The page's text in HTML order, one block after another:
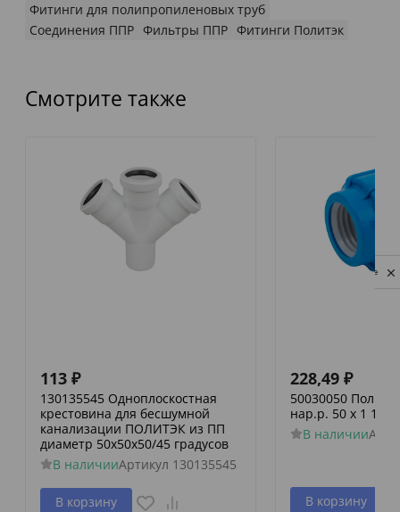
Фитинги для полипропиленовых труб
Соединения ППР Фильтры ППР Фитинги Политэк
Смотрите также
113 ₽
130135545 Одноплоскостная
крестовина для бесшумной
канализации ПОЛИТЭК из ПП
диаметр 50х50х50/45 градусов
В наличииАртикул 130135545
В корзину
228,49 ₽
50030050
нар.р. 50 х 1 1/2
В наличии
В корзину
Privacy notice